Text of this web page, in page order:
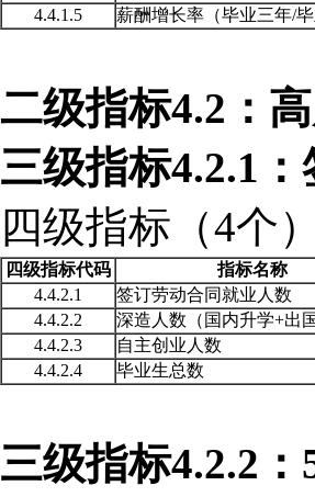
4.4.1.5
薪酬增长率（毕业三年/
二级指标4.2：
三级指标4.2.1
四级指标（4个
四级指标代码 指标名称
4.4.2.1
签订劳动合同就业人数
4.4.2.2
深造人数（国内升学+出
4.4.2.3
自主创业人数
4.4.2.4
毕业生总数
三级指标4.2.2